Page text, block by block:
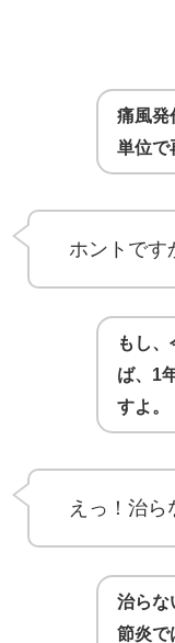
痛風発
単位で
ホントです
もし
ば、1
すよ。
えっ！治ら
治らな
節炎で